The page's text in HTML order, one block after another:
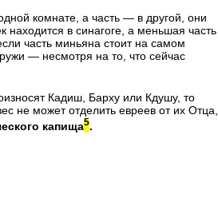
комнате, а часть — в другой, они
в синагоге, а меньшая часть
часть миньяна стоит на самом
— несмотря на то, что сейчас
Кадиш, Барху или Кдушу, то
не может отделить евреев от их Отца,
капища5.